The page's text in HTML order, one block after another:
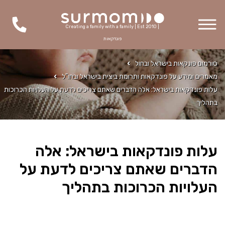
Creating a family with a family | Est 2010 |
פונדקאות
סורמום פונקאות בישראל ובחול
מאמרים ומידע על פונדקאות ותרומת ביצית בישראל ובחו"ל
עלות פונדקאות בישראל: אלה הדברים שאתם צריכים לדעת על העלויות הכרוכות
בתהליך
עלות פונדקאות בישראל: אלה
הדברים שאתם צריכים לדעת על
העלויות הכרוכות בתהליך